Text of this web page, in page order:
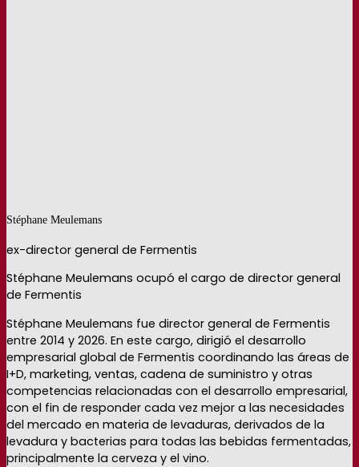
Stéphane Meulemans
ex-director general de Fermentis
Stéphane Meulemans ocupó el cargo de director general
de Fermentis
Stéphane Meulemans fue director general de Fermentis
entre 2014 y 2026. En este cargo, dirigió el desarrollo
empresarial global de Fermentis coordinando las áreas de
I+D, marketing, ventas, cadena de suministro y otras
competencias relacionadas con el desarrollo empresarial,
con el fin de responder cada vez mejor a las necesidades
del mercado en materia de levaduras, derivados de la
levadura y bacterias para todas las bebidas fermentadas,
principalmente la cerveza y el vino.